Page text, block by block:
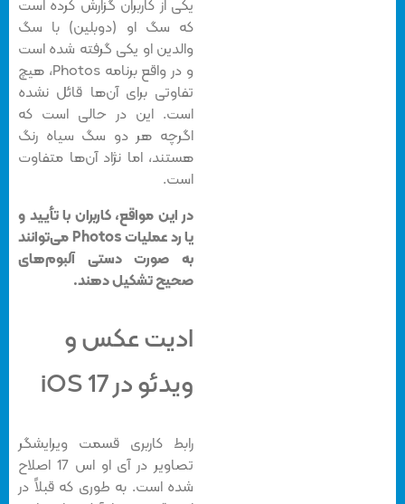
یکی از کاربران گزارش کرده است
که سگ او (دوبلین) با سگ
والدین او یکی گرفته شده است
و در واقع برنامه Photos، هیچ
تفاوتی برای آن‌ها قائل نشده
است. این در حالی است که
اگرچه هر دو سگ سیاه رنگ
هستند، اما نژاد آن‌ها متفاوت
است.
در این مواقع، کاربران با تأیید و
یا رد عملیات Photos می‌توانند
به صورت دستی آلبوم‌های
صحیح تشکیل دهند.
ادیت عکس و
ویدئو در iOS 17
رابط کاربری قسمت ویرایشگر
تصاویر در آی او اس 17 اصلاح
شده است. به طوری که قبلاً در